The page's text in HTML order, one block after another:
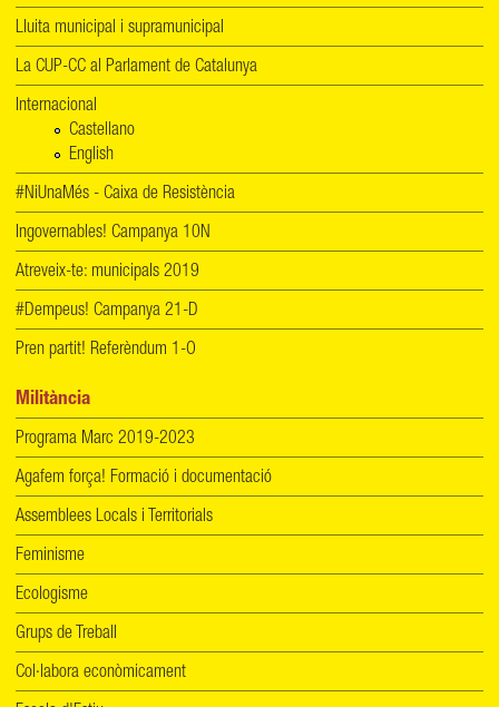
Lluita municipal i supramunicipal
La CUP-CC al Parlament de Catalunya
Internacional
Castellano
English
#NiUnaMés - Caixa de Resistència
Ingovernables! Campanya 10N
Atreveix-te: municipals 2019
#Dempeus! Campanya 21-D
Pren partit! Referèndum 1-O
Militància
Programa Marc 2019-2023
Agafem força! Formació i documentació
Assemblees Locals i Territorials
Feminisme
Ecologisme
Grups de Treball
Col·labora econòmicament